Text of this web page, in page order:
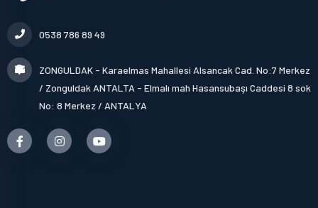
0538 786 89 49
ZONGULDAK - Karaelmas Mahallesi Alsancak Cad. No:7 Merkez
/ Zonguldak ANTALTA - Elmalı mah Hasansubaşı Caddesi 8 sok
No: 8 Merkez / ANTALYA